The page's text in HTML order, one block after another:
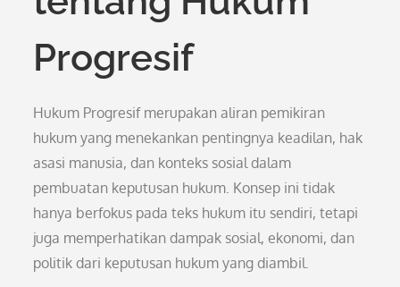
Progresif
Hukum Progresif merupakan aliran pemikiran
hukum yang menekankan pentingnya keadilan, hak
asasi manusia, dan konteks sosial dalam
pembuatan keputusan hukum. Konsep ini tidak
hanya berfokus pada teks hukum itu sendiri, tetapi
juga memperhatikan dampak sosial, ekonomi, dan
politik dari keputusan hukum yang diambil.